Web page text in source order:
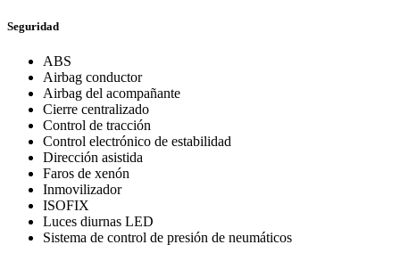
Seguridad
ABS
Airbag conductor
Airbag del acompañante
Cierre centralizado
Control de tracción
Control electrónico de estabilidad
Dirección asistida
Faros de xenón
Inmovilizador
ISOFIX
Luces diurnas LED
Sistema de control de presión de neumáticos